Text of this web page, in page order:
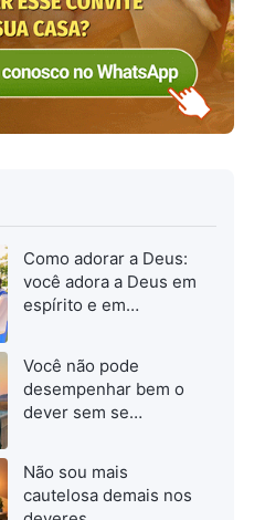
Como adorar a Deus:
você adora a Deus em
espírito e em
Você não pode
desempenhar bem o
dever sem se
Não sou mais
cautelosa demais nos